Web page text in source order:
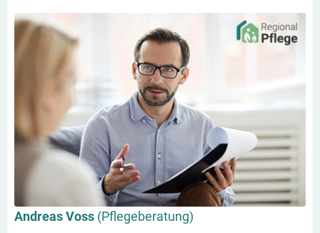
Andreas Voss (Pflegeberatung)